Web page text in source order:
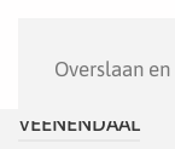
Overslaan
VEENENDAAL